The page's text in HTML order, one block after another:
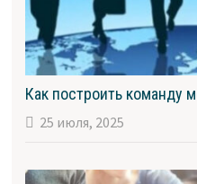
Как построить команду
25 июля, 2025